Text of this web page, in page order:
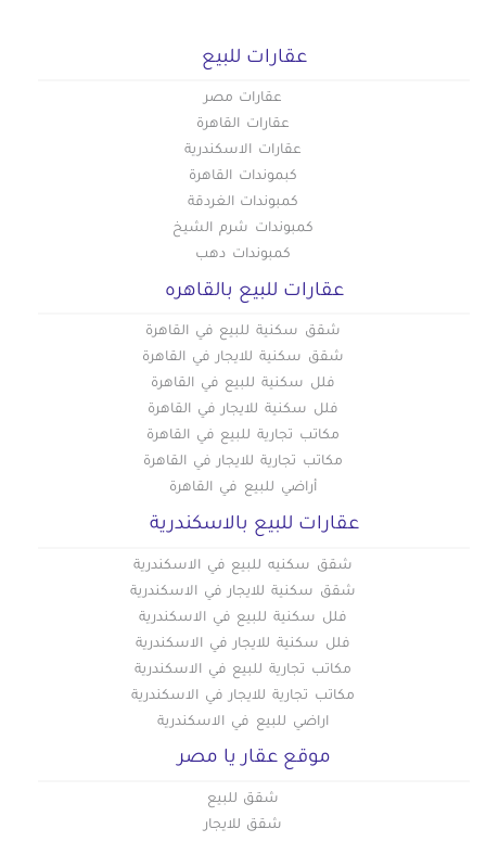
عقارات للبيع
عقارات مصر
عقارات القاهرة
عقارات الاسكندرية
كبموندات القاهرة
كمبوندات الغردقة
كمبوندات شرم الشيخ
كمبوندات دهب
عقارات للبيع بالقاهره
شقق سكنية للبيع في القاهرة
شقق سكنية للايجار في القاهرة
فلل سكنية للبيع في القاهرة
فلل سكنية للايجار في القاهرة
مكاتب تجارية للبيع في القاهرة
مكاتب تجارية للايجار في القاهرة
أراضي للبيع في القاهرة
عقارات للبيع بالاسكندرية
شقق سكنيه للبيع في الاسكندرية
شقق سكنية للايجار في الاسكندرية
فلل سكنية للبيع في الاسكندرية
فلل سكنية للايجار في الاسكندرية
مكاتب تجارية للبيع في الاسكندرية
مكاتب تجارية للايجار في الاسكندرية
اراضي للبيع في الاسكندرية
موقع عقار يا مصر
شقق للبيع
شقق للايجار